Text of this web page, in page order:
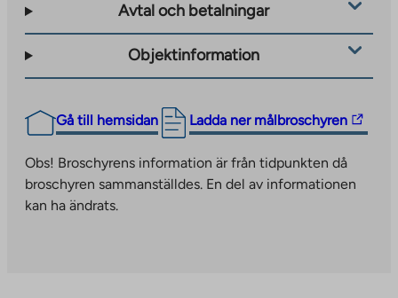
Avtal och betalningar
Objektinformation
Gå till hemsidan Ladda ner målbroschyren
The
takes
you
Obs! Broschyrens information är från tidpunkten då
broschyren sammanställdes. En del av informationen
kan ha ändrats.